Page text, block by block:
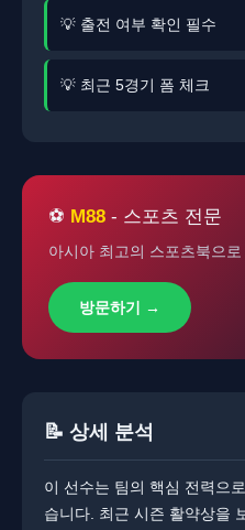
💡 출전 여부 확인 필수
💡 최근 5경기 폼 체크
⚽ M88 - 스포츠 전문
아시아 최고의 스포츠북으
방문하기 →
📝 상세 분석
이 선수는 팀의 핵심 전력으
습니다. ​최근 시즌 활약상을